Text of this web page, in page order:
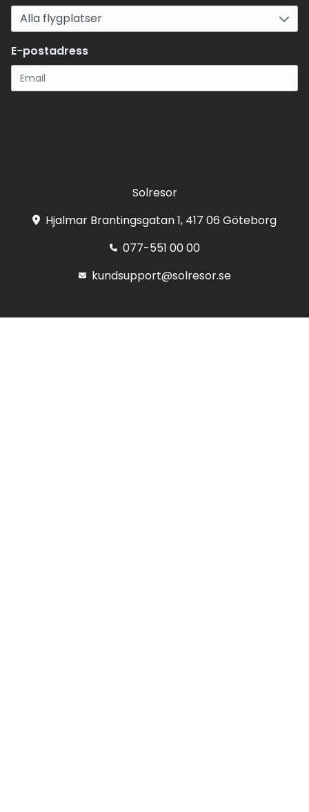
E-postadress
Solresor
Hjalmar Brantingsgatan 1, 417 06 Göteborg
077-551 00 00
kundsupport@solresor.se